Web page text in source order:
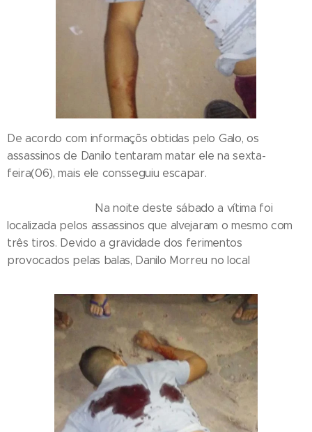
De acordo com informaçõs obtidas pelo Galo, os
assassinos de Danilo tentaram matar ele na sexta-
feira(06), mais ele consseguiu escapar.
Na noite deste sábado a vítima foi
localizada pelos assassinos que alvejaram o mesmo com
três tiros. Devido a gravidade dos ferimentos
provocados pelas balas, Danilo Morreu no local